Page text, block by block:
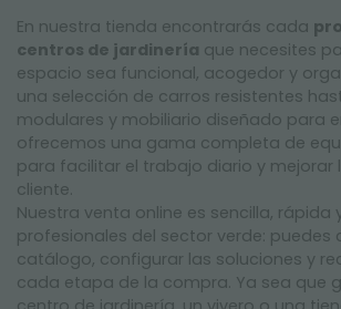
En nuestra tienda encontrarás cada
centros de jardinería que necesites
espacio sea funcional, acogedor y
una selección de carros resistentes
modulares y mobiliario diseñado para
ofrecemos una gama completa de
para facilitar el trabajo diario y mejorar
cliente.
Nuestra venta online es sencilla, rápida
profesionales del sector verde: puedes
catálogo, configurar las soluciones y
cada etapa de la compra. Ya sea que